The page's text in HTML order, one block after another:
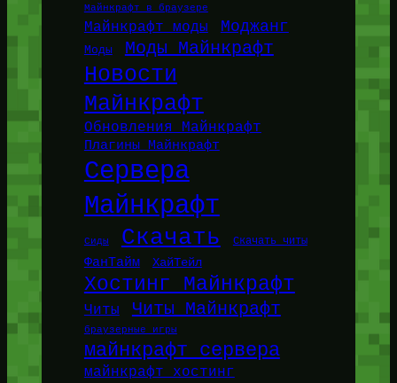
Майнкрафт в браузере
Майнкрафт моды Моджанг
Моды Моды Майнкрафт
Новости
Майнкрафт
Обновления Майнкрафт
Плагины Майнкрафт
Сервера
Майнкрафт
Сиды Скачать Скачать читы
ФанТайм ХайТейл
Хостинг Майнкрафт
Читы Читы Майнкрафт
браузерные игры
майнкрафт сервера
майнкрафт хостинг